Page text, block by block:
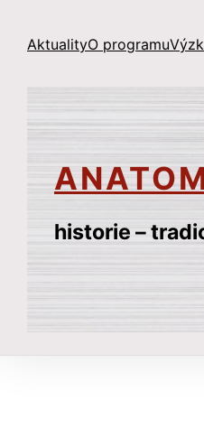
AktualityO programu
historie –